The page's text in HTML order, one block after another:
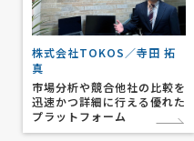
株式会社TOKOS／寺田 拓
真
市場分析や競合他社の比較を
迅速かつ詳細に行える優れた
プラットフォーム